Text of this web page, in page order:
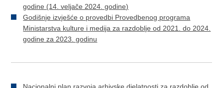
godine (14. veljače 2024. godine)
Godišnje izvješće o provedbi Provedbenog programa
Ministarstva kulture i medija za razdoblje od 2021. do 2024.
godine za 2023. godinu